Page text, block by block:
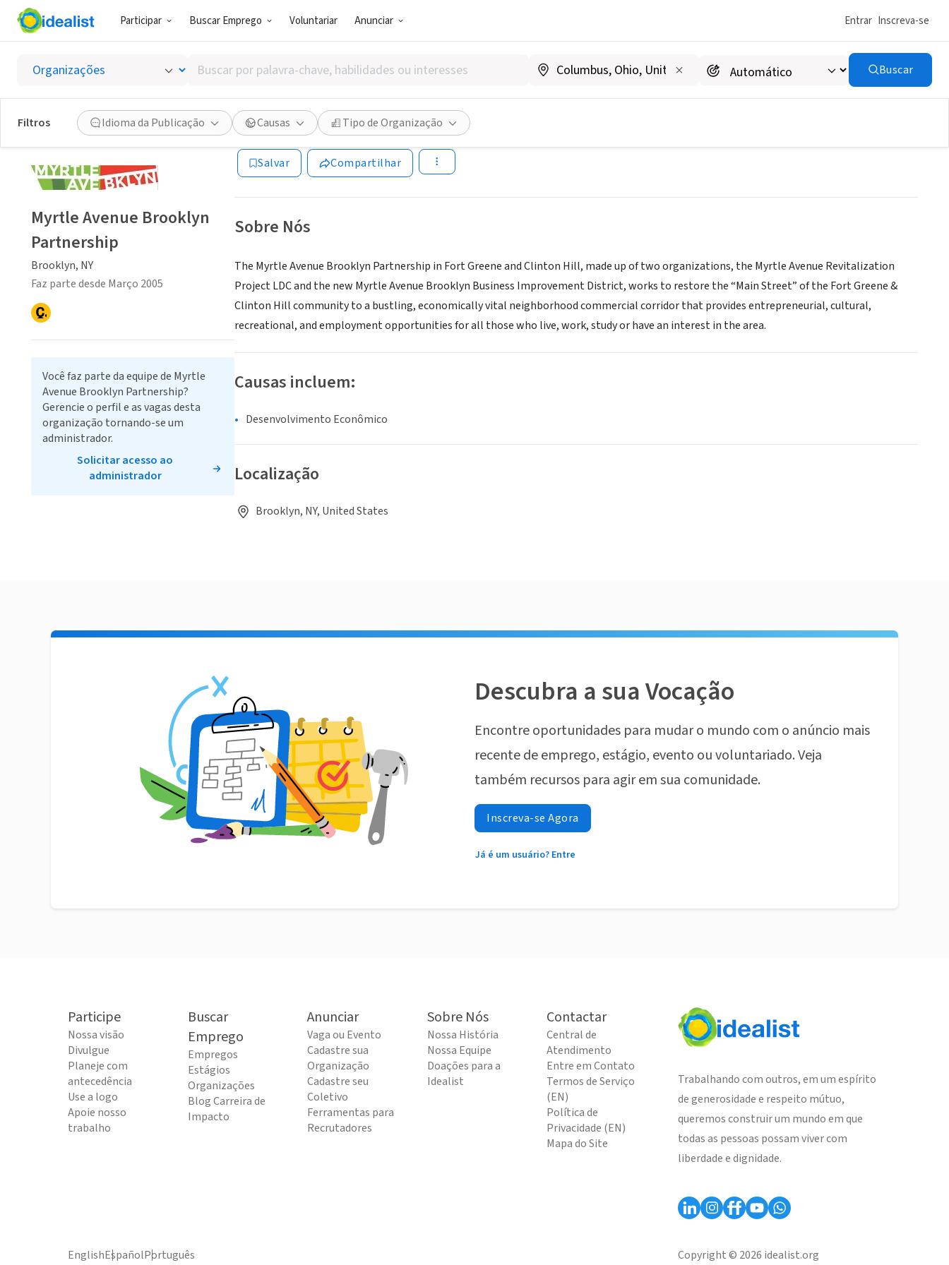
Participar Buscar Emprego Voluntariar Anunciar Entrar Inscreva-se
Buscar
por
palavra-
chave,
habilidades
ou
interesses
Buscar
Filtros Idioma da Publicação Causas Tipo de Organização
Myrtle Avenue Brooklyn Partnership
Brooklyn, NY |www.myrtleavenue.org
Salvar Compartilhar
Sobre Nós
The Myrtle Avenue Brooklyn Partnership in Fort Greene and Clinton Hill, made up of two organizations, the Myrtle Avenue Revitalization
Project LDC and the new Myrtle Avenue Brooklyn Business Improvement District, works to restore the “Main Street” of the Fort Greene &
Clinton Hill community to a bustling, economically vital neighborhood commercial corridor that provides entrepreneurial, cultural,
recreational, and employment opportunities for all those who live, work, study or have an interest in the area.
Causas incluem:
Desenvolvimento Econômico
Localização
Brooklyn, NY, United States
Myrtle Avenue Brooklyn
Partnership
Brooklyn, NY
Faz parte desde Março 2005
Você faz parte da equipe de Myrtle
Avenue Brooklyn Partnership?
Gerencie o perfil e as vagas desta
organização tornando-se um
administrador.
Solicitar acesso ao
administrador
Descubra a sua Vocação
Encontre oportunidades para mudar o mundo com o anúncio mais
recente de emprego, estágio, evento ou voluntariado. Veja
também recursos para agir em sua comunidade.
Inscreva-se Agora
Já é um usuário? Entre
Participe
Nossa visão
Divulgue
Planeje com
antecedência
Use a logo
Apoie nosso
trabalho
Buscar
Emprego
Empregos
Estágios
Organizações
Blog Carreira de
Impacto
Anunciar
Vaga ou Evento
Cadastre sua
Organização
Cadastre seu
Coletivo
Ferramentas para
Recrutadores
Sobre Nós
Nossa História
Nossa Equipe
Doações para a
Idealist
Contactar
Central de
Atendimento
Entre em Contato
Termos de Serviço
(EN)
Política de
Privacidade (EN)
Mapa do Site
Trabalhando com outros, em um espírito
de generosidade e respeito mútuo,
queremos construir um mundo em que
todas as pessoas possam viver com
liberdade e dignidade.
EnglishEspañolPortuguês Copyright © 2026 idealist.org